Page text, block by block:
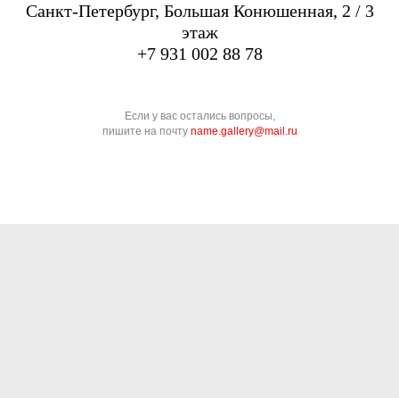
Санкт-Петербург, Большая Конюшенная, 2 / 3
этаж
+7 931 002 88 78
Если у вас остались вопросы,
пишите на почту name.gallery@mail.ru